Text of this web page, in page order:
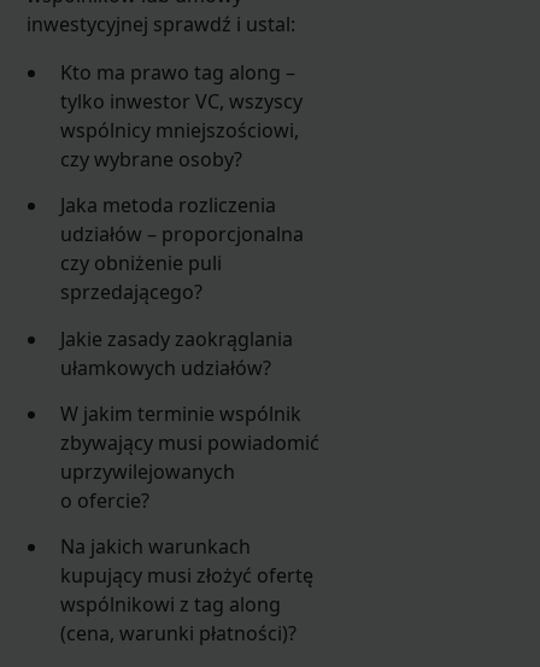
inwestycyjnej sprawdź i ustal:
Kto ma prawo tag along –
tylko inwestor VC, wszyscy
wspólnicy mniejszościowi,
czy wybrane osoby?
Jaka metoda rozliczenia
udziałów – proporcjonalna
czy obniżenie puli
sprzedającego?
Jakie zasady zaokrąglania
ułamkowych udziałów?
W jakim terminie wspólnik
zbywający musi powiadomić
uprzywilejowanych
o ofercie?
Na jakich warunkach
kupujący musi złożyć ofertę
wspólnikowi z tag along
(cena, warunki płatności)?